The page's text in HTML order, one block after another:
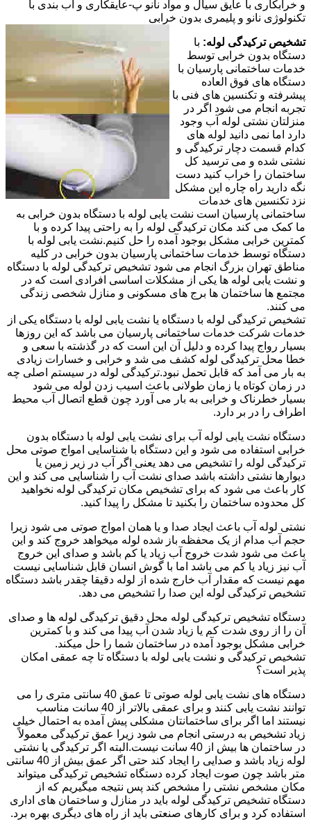
و خرابکاری با عایق سیال و مواد نانو پ-عایقکاری و آب بندی با
تکنولوژی نانو و پلیمری بدون خرابی
تشخیص ترکیدگی لوله: با
دستگاه بدون خرابی توسط
خدمات ساختمانی پارسیان با
دستگاه های فوق العاده
پیشرفته و تکنسین های فنی با
تجربه انجام می شود اگر در
منزلتان نشتی لوله آب وجود
دارد اما نمی دانید لوله های
کدام قسمت دچار ترکیدگی و
نشتی شده و می ترسید کل
ساختمان را خراب کنید دست
نگه دارید راه چاره این مشکل
نزد تکنسین های خدمات
ساختمانی پارسیان است نشت یابی لوله با دستگاه بدون خرابی به
ما کمک می کند مکان ترکیدگی لوله را به راحتی پیدا کرده و با
کمترین خرابی مشکل بوجود آمده را حل کنیم.نشت یابی لوله با
دستگاه توسط خدمات ساختمانی پارسیان بدون خرابی در کلیه
مناطق تهران بزرگ انجام می شود تشخیص ترکیدگی لوله با دستگاه
و نشت یابی لوله ها یکی از مشکلات اساسی افرادی است که در
مجتمع ها ساختمان ها برج های مسکونی و منازل شخصی زندگی
می کنند.
تشخیص ترکیدگی لوله با دستگاه یا نشت یابی لوله با دستگاه یکی از
خدمات شرکت خدمات ساختمانی پارسیان می باشد که این روزها
بسیار رواج پیدا کرده و دلیل آن این است که در گذشته با سعی و
خطا محل ترکیدگی لوله کشف می شد و خرابی و خسارات زیادی
به بار می آمد که قابل تحمل نبود.ترکیدگی لوله در سیستم اصلی چه
در زمان کوتاه یا زمان طولانی باعث اسیب زدن لوله می شود
بسیار خطرناک و خرابی به بار می آورد چون قطع اتصال آب محیط
اطراف را در بر دارد.
دستگاه نشت یابی لوله آب برای نشت یابی لوله با دستگاه بدون
خرابی استفاده می شود و این دستگاه با شناسایی امواج صوتی محل
ترکیدگی لوله را تشخیص می دهد یعنی اگر آب در زیر زمین یا
دیوارها نشتی داشته باشد صدای نشت آب را شناسایی می کند و این
کار باعث می شود که برای تشخیص مکان ترکیدگی لوله نخواهید
کل محدوده ساختمان را بکنید تا مشکل را پیدا کنید.
نشتی لوله آب باعث ایجاد صدا و یا همان امواج صوتی می شود زیرا
حجم آب مدام از یک محفظه باز شده لوله میخواهد خروج کند و این
باعث می شود شدت خروج آب زیاد یا کم باشد و صدای این خروج
آب نیز زیاد یا کم می باشد اما با گوش انسان قابل شناسایی نیست
مهم نیست که مقدار آب خارج شده از لوله دقیقا چقدر باشد دستگاه
تشخیص ترکیدگی لوله این صدا را تشخیص می دهد.
دستگاه تشخیص ترکیدگی لوله محل دقیق ترکیدگی لوله ها و صدای
آن را از روی شدت کم یا زیاد شدن آب پیدا می کند و با کمترین
خرابی مشکل بوجود آمده در ساختمان شما را حل میکند.
تشخیص ترکیدگی و نشت یابی لوله با دستگاه تا چه عمقی امکان
پذیر است؟
دستگاه های نشت یابی لوله صوتی تا عمق 40 سانتی متری را می
توانند نشت یابی کنند و برای عمقی بالاتر از 40 سانت مناسب
نیستند اما اگر برای ساختمانتان مشکلی پیش آمده به احتمال خیلی
زیاد تشخیص به درستی انجام می شود زیرا عمق ترکیدگی معمولاً
در ساختمان ها بیش از 40 سانت نیست.البته اگر ترکیدگی یا نشتی
لوله زیاد باشد و صدایی را ایجاد کند حتی اگر عمق بیش از 40 سانتی
متر باشد چون صوت ایجاد کرده دستگاه تشخیص ترکیدگی میتواند
مکان مشخص نشتی را مشخص کند پس نتیجه میگیریم که از
دستگاه تشخیص ترکیدگی لوله باید در منازل و ساختمان های اداری
استفاده کرد و برای کارهای صنعتی باید از راه های دیگری بهره برد.